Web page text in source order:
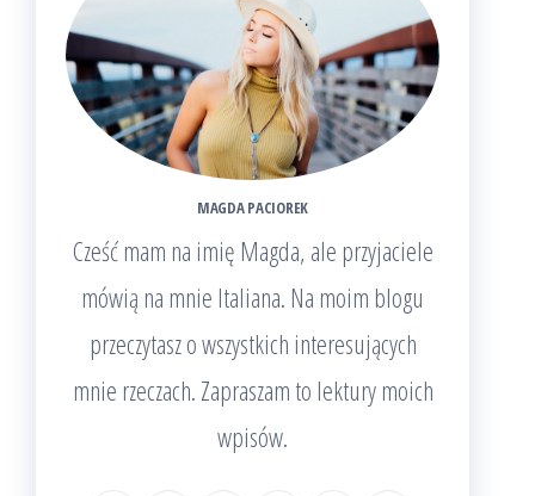
MAGDA PACIOREK
Cześć mam na imię Magda, ale przyjaciele
mówią na mnie Italiana. Na moim blogu
przeczytasz o wszystkich interesujących
mnie rzeczach. Zapraszam to lektury moich
wpisów.